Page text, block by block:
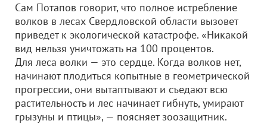
Сам Потапов говорит, что полное истребление
волков в лесах Свердловской области вызовет
приведет к экологической катастрофе. «Никакой
вид нельзя уничтожать на 100 процентов.
Для леса волки — это сердце. Когда волков нет,
начинают плодиться копытные в геометрической
прогрессии, они вытаптывают и съедают всю
растительность и лес начинает гибнуть, умирают
грызуны и птицы», — поясняет зоозащитник.